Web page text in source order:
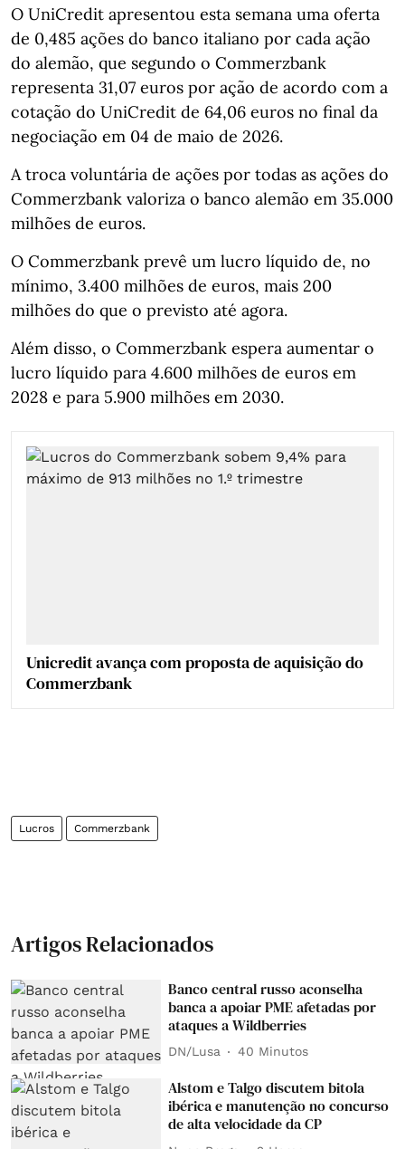
O UniCredit apresentou esta semana uma oferta
de 0,485 ações do banco italiano por cada ação
do alemão, que segundo o Commerzbank
representa 31,07 euros por ação de acordo com a
cotação do UniCredit de 64,06 euros no final da
negociação em 04 de maio de 2026.
A troca voluntária de ações por todas as ações do
Commerzbank valoriza o banco alemão em 35.000
milhões de euros.
O Commerzbank prevê um lucro líquido de, no
mínimo, 3.400 milhões de euros, mais 200
milhões do que o previsto até agora.
Além disso, o Commerzbank espera aumentar o
lucro líquido para 4.600 milhões de euros em
2028 e para 5.900 milhões em 2030.
Unicredit avança com proposta de aquisição do
Commerzbank
Lucros Commerzbank
Artigos Relacionados
Banco central russo aconselha
banca a apoiar PME afetadas por
ataques a Wildberries
DN/Lusa 40 Minutos
Alstom e Talgo discutem bitola
ibérica e manutenção no concurso
de alta velocidade da CP